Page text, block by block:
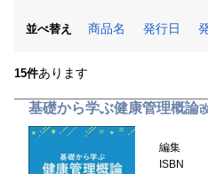
並べ替え 商品名 発行日
15件あります
基礎から学ぶ健康管理概論
編集
ISBN